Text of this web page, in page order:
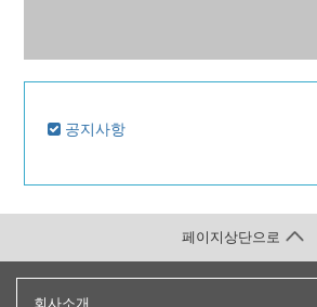
공지사항
회사소개
페이지상단으로